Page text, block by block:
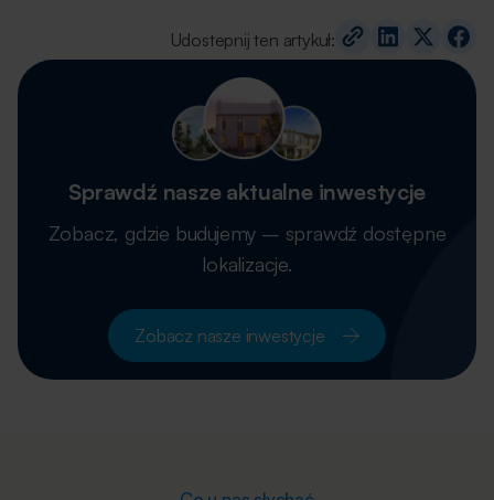
Udostepnij ten artykuł:
Sprawdź nasze aktualne inwestycje
Zobacz, gdzie budujemy – sprawdź dostępne
lokalizacje.
Zobacz nasze inwestycje